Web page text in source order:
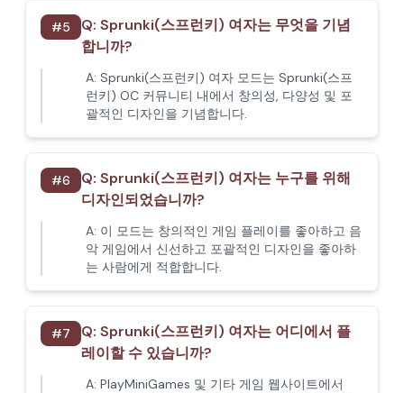
#5 Q: Sprunki(스프런키) 여자는 무엇을 기념
합니까?
A: Sprunki(스프런키) 여자 모드는 Sprunki(스프
런키) OC 커뮤니티 내에서 창의성, 다양성 및 포
괄적인 디자인을 기념합니다.
#6 Q: Sprunki(스프런키) 여자는 누구를 위해
디자인되었습니까?
A: 이 모드는 창의적인 게임 플레이를 좋아하고 음
악 게임에서 신선하고 포괄적인 디자인을 좋아하
는 사람에게 적합합니다.
#7 Q: Sprunki(스프런키) 여자는 어디에서 플
레이할 수 있습니까?
A: PlayMiniGames 및 기타 게임 웹사이트에서